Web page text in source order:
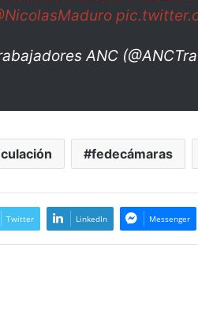
ANC
fedecámaras
Twitter LinkedIn Messenger